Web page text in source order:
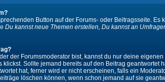
Button auf der Forums- oder Beitragsseite.
Du kannst neue Themen erstellen, Du kannst an
der Forumsmoderator bist, kannst du nur deine
Sollte jemand bereits auf den Beitrag
hat, ferner wird er nicht erscheinen, falls ein
löschen können, wenn schon jemand auf sie